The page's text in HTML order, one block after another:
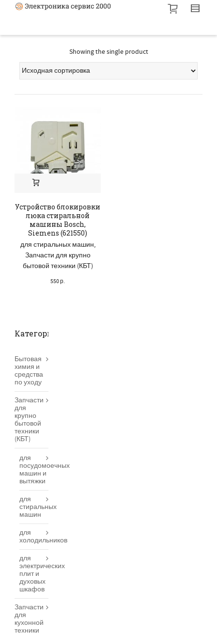
Showing the single product
Устройство блокировки
люка стиральной
машины Bosch,
Siemens (621550)
для стиральных машин,
Запчасти для крупно
бытовой техники (КБТ)
550р.
Категории товаров
Бытовая
химия и
средства
по уходу
Запчасти
для
крупно
бытовой
техники
(КБТ)
для
посудомоечных
машин и
вытяжки
для
стиральных
машин
для
холодильников
для
электрических
плит и
духовых
шкафов
Запчасти
для
кухонной
техники